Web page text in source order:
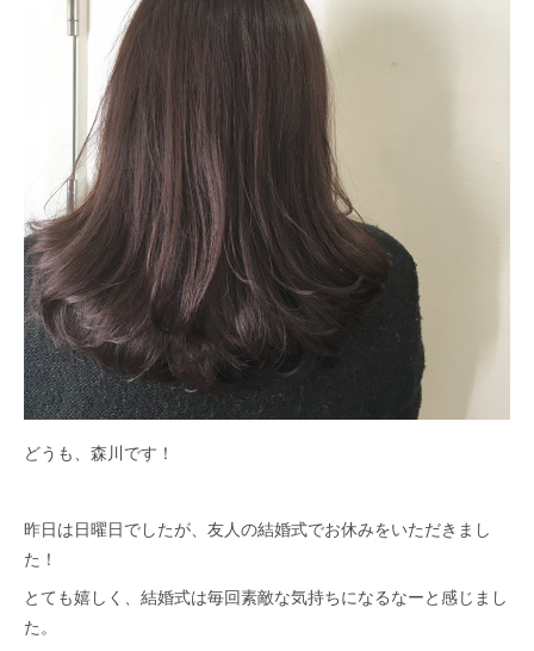
どうも、森川です！
昨日は日曜日でしたが、友人の結婚式でお休みをいただきまし
た！
とても嬉しく、結婚式は毎回素敵な気持ちになるなーと感じまし
た。